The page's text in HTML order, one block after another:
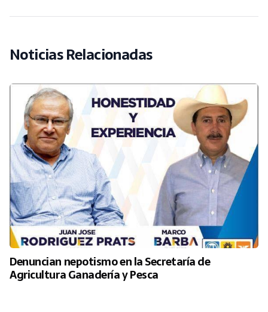
Noticias Relacionadas
Denuncian nepotismo en la Secretaría de
Agricultura Ganadería y Pesca